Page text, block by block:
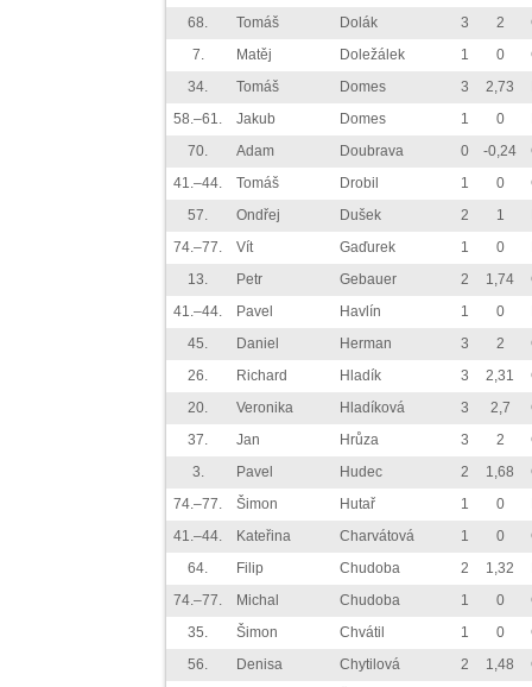
68.
Tomáš Dolák 3 2
7.
Matěj Doležálek 1 0
34.
Tomáš Domes 3 2,73
58.–61.
Jakub Domes 1 0
70.
Adam Doubrava 0 -0,24
41.–44.
Tomáš Drobil 1 0
57.
Ondřej Dušek 2 1
74.–77.
Vít Gaďurek 1 0
13.
Petr Gebauer 2 1,74
41.–44.
Pavel Havlín 1 0
45.
Daniel Herman 3 2
26.
Richard Hladík 3 2,31
20.
Veronika Hladíková 3 2,7
37.
Jan Hrůza 3 2
3.
Pavel Hudec 2 1,68
74.–77.
Šimon Hutař 1 0
41.–44.
Kateřina Charvátová 1 0
64.
Filip Chudoba 2 1,32
74.–77.
Michal Chudoba 1 0
35.
Šimon Chvátil 1 0
56.
Denisa Chytilová 2 1,48